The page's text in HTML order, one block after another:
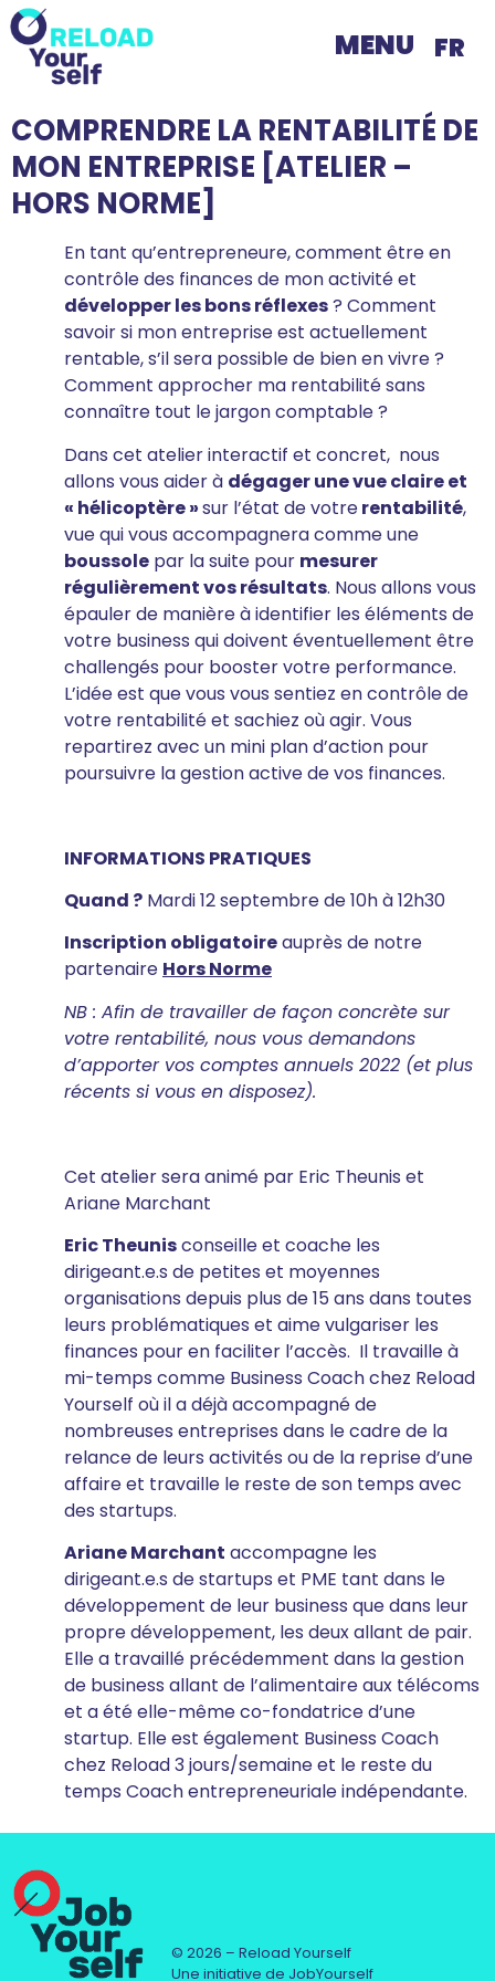
MENU FR
COMPRENDRE LA RENTABILITÉ DE
MON ENTREPRISE [ATELIER –
HORS NORME]
En tant qu’entrepreneure, comment être en
contrôle des finances de mon activité et
développer les bons réflexes? Comment
savoir si mon entreprise est actuellement
rentable, s’il sera possible de bien en vivre ?
Comment approcher ma rentabilité sans
connaître tout le jargon comptable ?
Dans cet atelier interactif et concret, nous
allons vous aider à dégager une vue claire et
« hélicoptère »sur l’état de votrerentabilité,
vue qui vous accompagnera comme une
boussole par la suite pour mesurer
régulièrement vos résultats. Nous allons vous
épauler de manière à identifier les éléments de
votre business qui doivent éventuellement être
challengés pour booster votre performance.
L’idée est que vous vous sentiez en contrôle de
votre rentabilité et sachiez où agir. Vous
repartirez avec un mini plan d’action pour
poursuivre la gestion active de vos finances.
INFORMATIONS PRATIQUES
Quand ? Mardi 12 septembre de 10h à 12h30
Inscription obligatoireauprès de notre
partenaire Hors Norme
NB : Afin de travailler de façon concrète sur
votre rentabilité, nous vous demandons
d’apporter vos comptes annuels 2022 (et plus
récents si vous en disposez).
Cet atelier sera animé par Eric Theunis et
Ariane Marchant
Eric Theunisconseille et coache les
dirigeant.e.s de petites et moyennes
organisations depuis plus de 15 ans dans toutes
leurs problématiques et aime vulgariser les
finances pour en faciliter l’accès. Il travaille à
mi-temps comme Business Coach chez Reload
Yourself où il a déjà accompagné de
nombreuses entreprises dans le cadre de la
relance de leurs activités ou de la reprise d’une
affaire et travaille le reste de son temps avec
des startups.
Ariane Marchant accompagne les
dirigeant.e.s de startups et PME tant dans le
développement de leur business que dans leur
propre développement, les deux allant de pair.
Elle a travaillé précédemment dans la gestion
de business allant de l’alimentaire aux télécoms
et a été elle-même co-fondatrice d’une
startup. Elle est également Business Coach
chez Reload 3 jours/semaine et le reste du
temps Coach entrepreneuriale indépendante.
© 2026 – Reload Yourself
Une initiative de JobYourself